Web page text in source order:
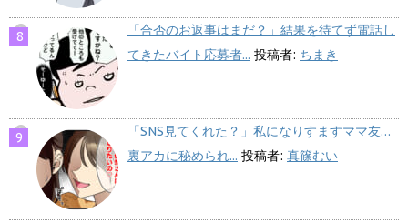
「合否のお返事はまだ？」結果を待てず電話し
てきたバイト応募者... 投稿者: ちまき
「SNS見てくれた？」私になりすますママ友…
裏アカに秘められ... 投稿者: 真篠むい